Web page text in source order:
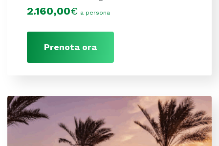
2.160,00€ a persona
Prenota ora